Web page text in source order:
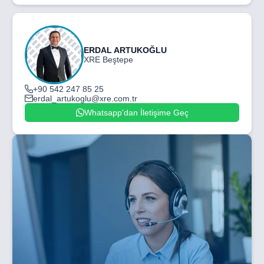
ERDAL ARTUKOĞLU
XRE Beştepe
+90 542 247 85 25
erdal_artukoglu@xre.com.tr
Whatsapp'dan İletişime Geç